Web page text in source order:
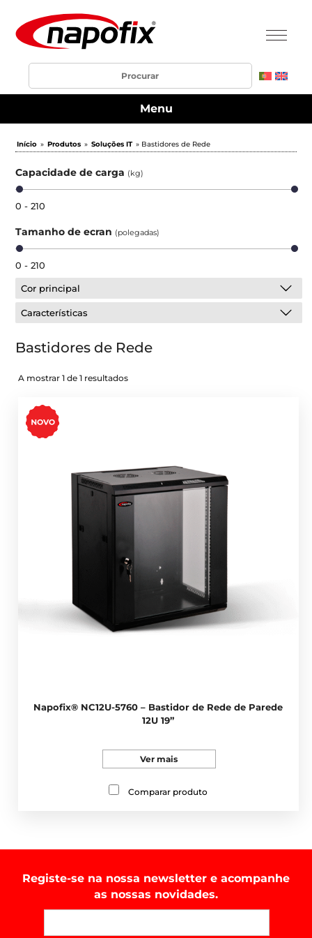
Menu
Início » Produtos » Soluções IT » Bastidores de Rede
Capacidade de carga (kg)
0 - 210
Tamanho de ecran (polegadas)
0 - 210
Cor principal
Características
Bastidores de Rede
A mostrar 1 de 1 resultados
Napofix® NC12U-5760 – Bastidor de Rede de Parede
12U 19”
Ver mais
Comparar produto
Registe-se na nossa newsletter e acompanhe
as nossas novidades.